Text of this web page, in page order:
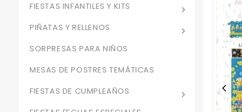
FIESTAS INFANTILES Y KITS
PIÑATAS Y RELLENOS
SORPRESAS PARA NIÑOS
MESAS DE POSTRES TEMÁTICAS
FIESTAS DE CUMPLEAÑOS